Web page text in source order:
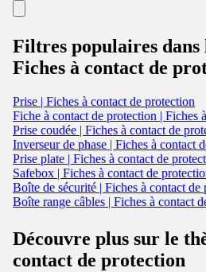
Filtres populaires
Fiches à contact de
Prise | Fiches à contact de protection
Fiche à contact de protection | Fiches
Prise coudée | Fiches à contact de
Inverseur de phase | Fiches à contact
Prise plate | Fiches à contact de
Safebox | Fiches à contact de
Boîte de sécurité | Fiches à contact de
Boîte range câbles | Fiches à contact
Découvre plus sur le
contact de protection